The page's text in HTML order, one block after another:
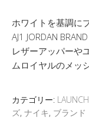
ホワイトを基調に
AJ1 JORDAN
レザーアッパーや
ムロイヤルのメッ
カテゴリー:
ズ, ナイキ, ブランド